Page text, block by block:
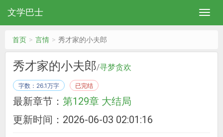
文学巴士
首页 言情 秀才家的小夫郎
秀才家的小夫郎/寻梦贪欢
字数：26.1万字 已完结
最新章节： 第129章 大结局
更新时间：2026-06-03 02:01:16